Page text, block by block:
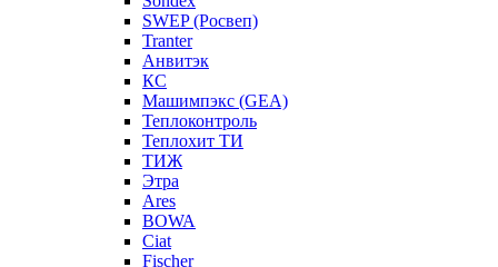
SWEP (Росвеп)
Tranter
Анвитэк
КС
Машимпэкс (GEA)
Теплоконтроль
Теплохит ТИ
ТИЖ
Этра
Ares
BOWA
Ciat
Fischer